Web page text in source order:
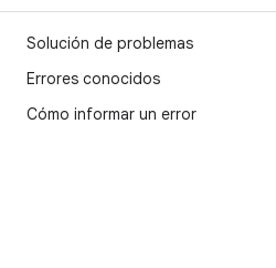
Solución de problemas
Errores conocidos
Cómo informar un error